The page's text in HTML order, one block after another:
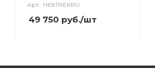
Арт.: HE8119EKRU
49 750 руб./шт